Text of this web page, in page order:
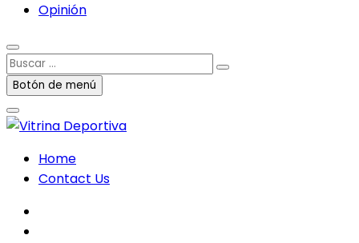
Opinión
Buscar
…Botón de menú
Home
Contact Us